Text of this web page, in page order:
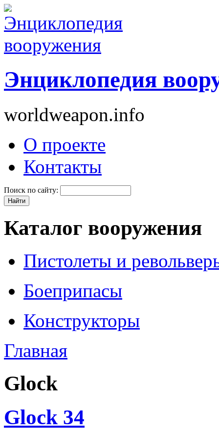
Энциклопедия
worldweapon.info
О проекте
Контакты
Поиск по сайту:
Каталог вооружения
Пистолеты и
Боеприпасы
Конструкторы
Главная
Glock
Glock 34